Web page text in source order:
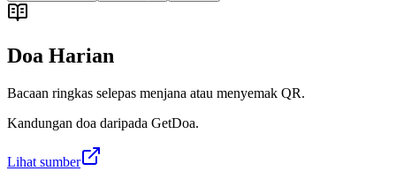
Doa Harian
Bacaan ringkas selepas menjana atau menyemak QR.
Kandungan doa daripada GetDoa.
Lihat sumber